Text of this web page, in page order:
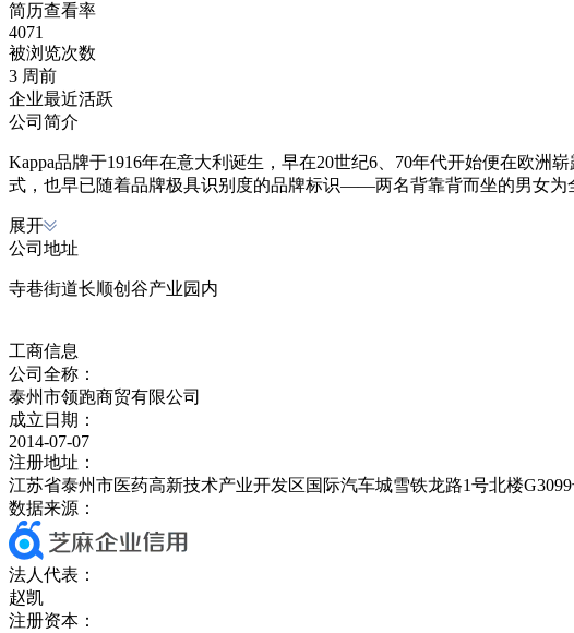
简历查看率
4071
被浏览次数
3 周前
企业最近活跃
公司简介
Kappa品牌于1916年在意大利诞生，早在20世纪6、70年代开始便在欧
式，也早已随着品牌极具识别度的品牌标识——两名背靠背而坐的男女为
展开
公司地址
寺巷街道长顺创谷产业园内
工商信息
公司全称：
泰州市领跑商贸有限公司
成立日期：
2014-07-07
注册地址：
江苏省泰州市医药高新技术产业开发区国际汽车城雪铁龙路1号北楼
数据来源：
法人代表：
赵凯
注册资本：